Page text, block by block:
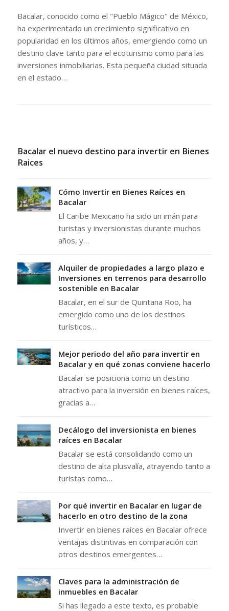
Bacalar, conocido como el "Pueblo Mágico" de México,
ha experimentado un crecimiento significativo en
popularidad en los últimos años, emergiendo como un
destino clave tanto para el ecoturismo como para las
inversiones inmobiliarias. Esta pequeña ciudad situada
en el estado…
Bacalar el nuevo destino para invertir en Bienes
Raices
Cómo Invertir en Bienes Raíces en
Bacalar
El Caribe Mexicano ha sido un imán para
turistas y inversionistas durante muchos
años, y…
Alquiler de propiedades a largo plazo e
Inversiones en terrenos para desarrollo
sostenible en Bacalar
Bacalar, en el sur de Quintana Roo, ha
emergido como uno de los destinos
turísticos…
Mejor periodo del año para invertir en
Bacalar y en qué zonas conviene hacerlo
Bacalar se posiciona como un destino
atractivo para la inversión en bienes raíces,
gracias a…
Decálogo del inversionista en bienes
raíces en Bacalar
Bacalar se está consolidando como un
destino de alta plusvalía, atrayendo tanto a
turistas como…
Por qué invertir en Bacalar en lugar de
hacerlo en otro destino de la zona
Invertir en bienes raíces en Bacalar ofrece
ventajas distintivas en comparación con
otros destinos emergentes…
Claves para la administración de
inmuebles en Bacalar
Si has llegado a este texto, es probable